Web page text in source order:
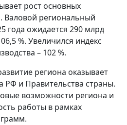
рост основных
Валовой региональный
года ожидается 290 млрд
%. Увеличился индекс
– 102 %.
региона оказывает
РФ и Правительства страны.
возможности региона и
работы в рамках